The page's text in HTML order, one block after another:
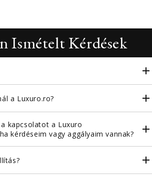
Ismételt Kérdések
a Luxuro.ro?
kapcsolatot a Luxuro
kérdéseim vagy aggályaim vannak?